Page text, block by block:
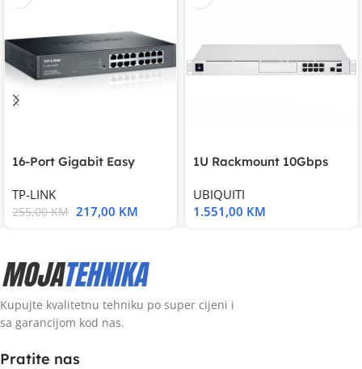
16-Port Gigabit Easy
TP-LINK
255,00KM 217,00 KM
1U Rackmount 10Gbps
UBIQUITI
1.551,00 KM
Kupujte kvalitetnu tehniku po super cijeni i
sa garancijom kod nas.
Pratite nas